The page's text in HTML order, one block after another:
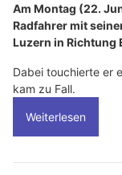
Am Montag (22.
Radfahrer mit
Luzern in Richtung
Dabei touchierte er
kam zu Fall.
Weiterlesen